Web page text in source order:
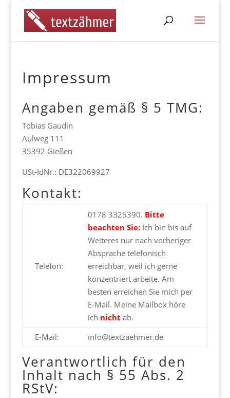
Impressum
Angaben gemäß § 5 TMG:
Tobias Gaudin
Aulweg 111
35392 Gießen
USt-IdNr.: DE322069927
Kontakt:
Telefon:
0178 3325390. Bitte
beachten Sie:Ich bin bis auf
Weiteres nur nach vorheriger
Absprache telefonisch
erreichbar, weil ich gerne
konzentriert arbeite. Am
besten erreichen Sie mich per
E-Mail. Meine Mailbox höre
ich nicht ab.
E-Mail:
info@textzaehmer.de
Verantwortlich für den
Inhalt nach § 55 Abs. 2
RStV: